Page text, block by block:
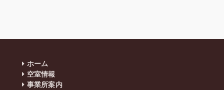
ホーム
空室情報
事業所案内